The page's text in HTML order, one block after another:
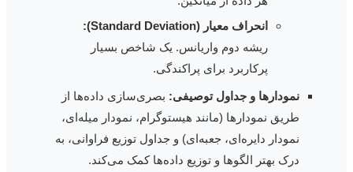
انحراف معیار (Standard Deviation):
ریشه دوم واریانس. یک شاخص بسیار
پرکاربرد برای پراکندگی.
نمودارها و جداول توصیفی:بصری‌سازی داده‌ها از
طریق نمودارها (مانند هیستوگرام، نمودار میله‌ای،
نمودار دایره‌ای، جعبه‌ای) و جداول توزیع فراوانی، به
درک بهتر الگوها و توزیع داده‌ها کمک می‌کند.